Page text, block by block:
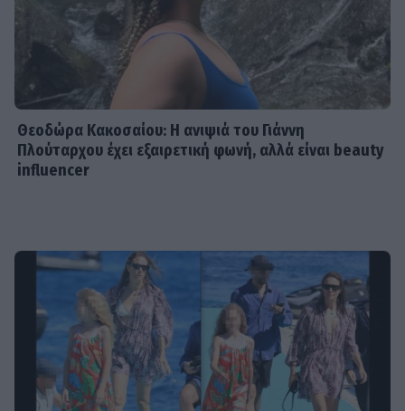
Θεοδώρα Κακοσαίου: Η ανιψιά του Γιάννη
Πλούταρχου έχει εξαιρετική φωνή, αλλά είναι beauty
influencer